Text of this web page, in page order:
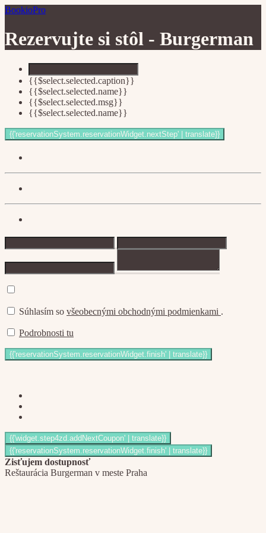
BookioPro
Rezervujte si stôl - Burgerman
{{$select.selected.caption}}
{{$select.selected.name}}
{{$select.selected.msg}}
{{$select.selected.name}}
Súhlasím so všeobecnými obchodnými podmienkami .
Podrobnosti tu
Zisťujem dostupnosť
Reštaurácia Burgerman v meste Praha